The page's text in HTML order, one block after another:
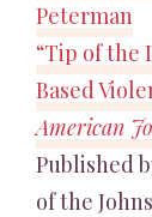
Peterman
“Tip of the
Based
American
Published
of the